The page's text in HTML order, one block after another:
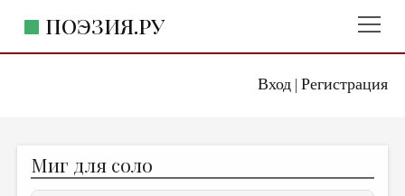
Вход| Регистрация
ПОЭЗИЯ.РУ
ЖАНРЫ
Миг для соло